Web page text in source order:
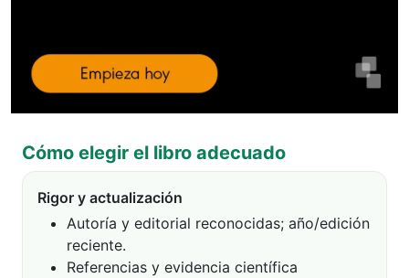
Cómo elegir el libro adecuado
Rigor y actualización
Autoría y editorial reconocidas; año/edición
reciente.
Referencias y evidencia científica